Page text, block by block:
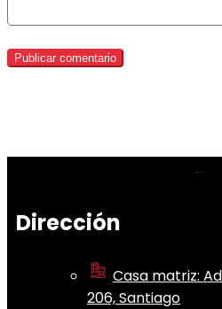
Dirección
Casa matriz:
206, Santiago